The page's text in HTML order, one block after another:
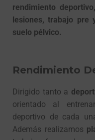
rendimiento
lesiones, trabajo pre
suelo pélvico.
Rendimiento
Dirigido tanto a
orientado al
deportivo de cada
Además realizamos